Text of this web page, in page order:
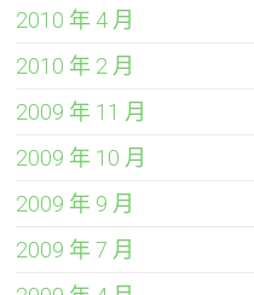
2010 年 4 月
2010 年 2 月
2009 年 11 月
2009 年 10 月
2009 年 9 月
2009 年 7 月